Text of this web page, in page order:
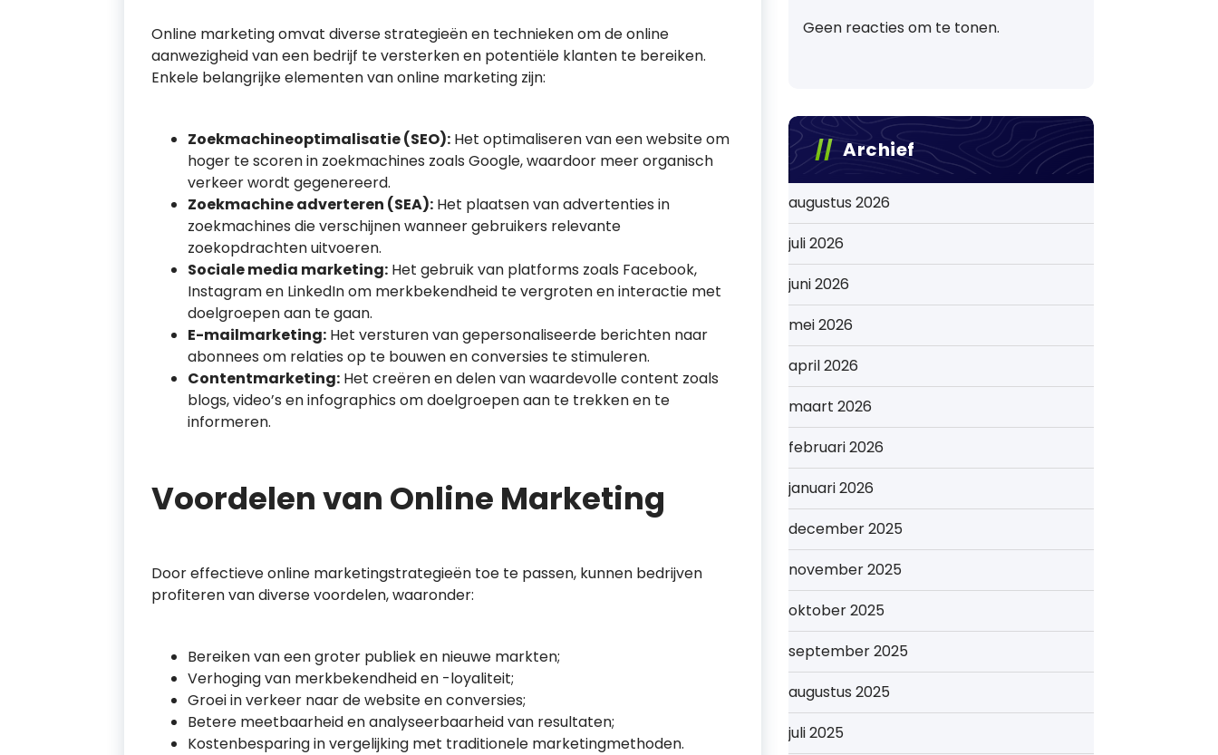
Online marketing omvat diverse strategieën en technieken om de online
aanwezigheid van een bedrijf te versterken en potentiële klanten te bereiken.
Enkele belangrijke elementen van online marketing zijn:
Zoekmachineoptimalisatie (SEO): Het optimaliseren van een website om
hoger te scoren in zoekmachines zoals Google, waardoor meer organisch
verkeer wordt gegenereerd.
Zoekmachine adverteren (SEA): Het plaatsen van advertenties in
zoekmachines die verschijnen wanneer gebruikers relevante
zoekopdrachten uitvoeren.
Sociale media marketing: Het gebruik van platforms zoals Facebook,
Instagram en LinkedIn om merkbekendheid te vergroten en interactie met
doelgroepen aan te gaan.
E-mailmarketing: Het versturen van gepersonaliseerde berichten naar
abonnees om relaties op te bouwen en conversies te stimuleren.
Contentmarketing: Het creëren en delen van waardevolle content zoals
blogs, video’s en infographics om doelgroepen aan te trekken en te
informeren.
Voordelen van Online Marketing
Door effectieve online marketingstrategieën toe te passen, kunnen bedrijven
profiteren van diverse voordelen, waaronder:
Bereiken van een groter publiek en nieuwe markten;
Verhoging van merkbekendheid en -loyaliteit;
Groei in verkeer naar de website en conversies;
Betere meetbaarheid en analyseerbaarheid van resultaten;
Kostenbesparing in vergelijking met traditionele marketingmethoden.
Geen reacties om te tonen.
Archief
augustus 2026
juli 2026
juni 2026
mei 2026
april 2026
maart 2026
februari 2026
januari 2026
december 2025
november 2025
oktober 2025
september 2025
augustus 2025
juli 2025